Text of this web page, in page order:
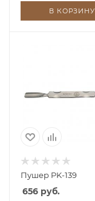
В КОРЗИНУ
Пушер PK-139
656 руб.